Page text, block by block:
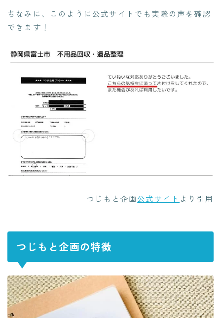
ちなみに、このように公式サイトでも実際の声を確認
できます！
つじもと企画公式サイト より引用
つじもと企画の特徴